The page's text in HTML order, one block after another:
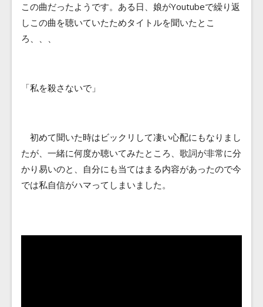
この曲だったようです。ある日、娘がYoutubeで繰り返
しこの曲を聴いていたためタイトルを聞いたとこ
ろ、、、
「私を殺さないで」
初めて聞いた時はビックリして凄い心配にもなりまし
たが、一緒に何度か聴いてみたところ、歌詞が非常に分
かり易いのと、自分にも当てはまる内容があったので今
では私自信がハマってしまいました。